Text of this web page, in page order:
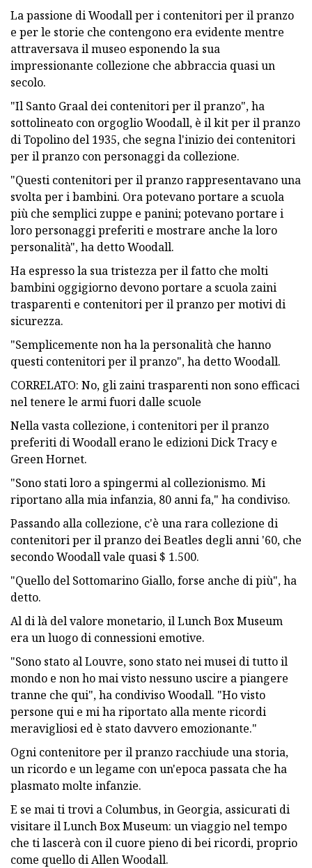
La passione di Woodall per i contenitori per il pranzo
e per le storie che contengono era evidente mentre
attraversava il museo esponendo la sua
impressionante collezione che abbraccia quasi un
secolo.
"Il Santo Graal dei contenitori per il pranzo", ha
sottolineato con orgoglio Woodall, è il kit per il pranzo
di Topolino del 1935, che segna l'inizio dei contenitori
per il pranzo con personaggi da collezione.
"Questi contenitori per il pranzo rappresentavano una
svolta per i bambini. Ora potevano portare a scuola
più che semplici zuppe e panini; potevano portare i
loro personaggi preferiti e mostrare anche la loro
personalità", ha detto Woodall.
Ha espresso la sua tristezza per il fatto che molti
bambini oggigiorno devono portare a scuola zaini
trasparenti e contenitori per il pranzo per motivi di
sicurezza.
"Semplicemente non ha la personalità che hanno
questi contenitori per il pranzo", ha detto Woodall.
CORRELATO: No, gli zaini trasparenti non sono efficaci
nel tenere le armi fuori dalle scuole
Nella vasta collezione, i contenitori per il pranzo
preferiti di Woodall erano le edizioni Dick Tracy e
Green Hornet.
"Sono stati loro a spingermi al collezionismo. Mi
riportano alla mia infanzia, 80 anni fa," ha condiviso.
Passando alla collezione, c'è una rara collezione di
contenitori per il pranzo dei Beatles degli anni '60, che
secondo Woodall vale quasi $ 1.500.
"Quello del Sottomarino Giallo, forse anche di più", ha
detto.
Al di là del valore monetario, il Lunch Box Museum
era un luogo di connessioni emotive.
"Sono stato al Louvre, sono stato nei musei di tutto il
mondo e non ho mai visto nessuno uscire a piangere
tranne che qui", ha condiviso Woodall. "Ho visto
persone qui e mi ha riportato alla mente ricordi
meravigliosi ed è stato davvero emozionante."
Ogni contenitore per il pranzo racchiude una storia,
un ricordo e un legame con un'epoca passata che ha
plasmato molte infanzie.
E se mai ti trovi a Columbus, in Georgia, assicurati di
visitare il Lunch Box Museum: un viaggio nel tempo
che ti lascerà con il cuore pieno di bei ricordi, proprio
come quello di Allen Woodall.